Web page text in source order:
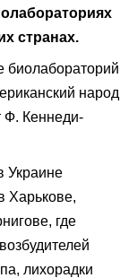
странах.
народ
Ф. Кеннеди-
Украине
Харькове,
где
лихорадки